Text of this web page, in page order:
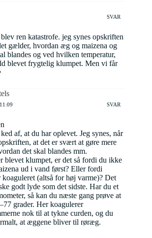
SVAR
ren katastrofe. jeg synes opskriften
gælder, hvordan æg og maizena og
blandes og ved hvilken temperatur,
blevet frygtelig klumpet. Men vi får
SVAR
af, at du har oplevet. Jeg synes, når
at det er svært at gøre mere
det skal blandes mm.
blevet klumpet, er det så fordi du ikke
ud i vand først? Eller fordi
koaguleret (altså for høj varme)? Det
godt lyde som det sidste. Har du et
så kan du næste gang prøve at
grader. Her koagulerer
nok til at tykne curden, og du
at æggene bliver til røræg.